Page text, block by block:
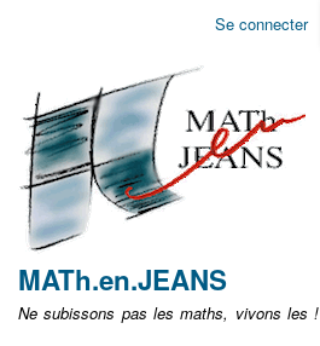
Aller
non
identifié
Se connecter
MATh.en.JEANS
Ne subissons pas les maths, vivons les !